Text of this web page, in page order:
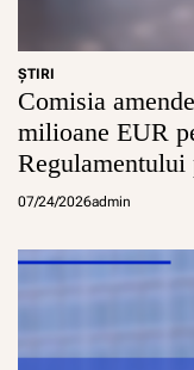
ŞTIRI
Comisia
milioane EUR
07/24/2026admin